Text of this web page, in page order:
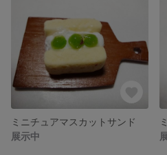
ミニチュアマスカットサンド
展示中